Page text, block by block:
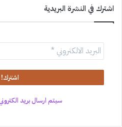
اشترك في النشرة البريدية
سيتم ارسال بريد